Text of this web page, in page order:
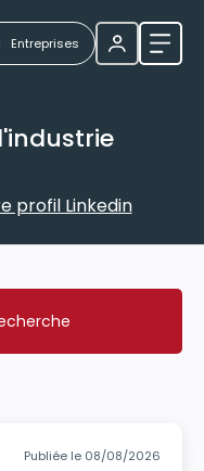
Entreprises
avec votre
profil Linkedin
de recherche
Publiée le 08/08/2026